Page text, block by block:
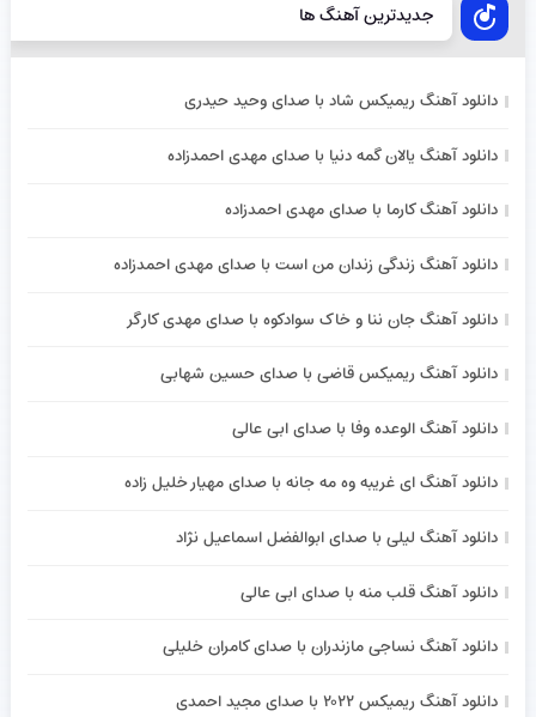
جدیدترین آهنگ ها
دانلود آهنگ ریمیکس شاد با صدای وحید حیدری
دانلود آهنگ یالان گمه دنیا با صدای مهدی احمدزاده
دانلود آهنگ کارما با صدای مهدی احمدزاده
دانلود آهنگ زندگی زندان من است با صدای مهدی احمدزاده
دانلود آهنگ جان ننا و خاک سوادکوه با صدای مهدی کارگر
دانلود آهنگ ریمیکس قاضی با صدای حسین شهابی
دانلود آهنگ الوعده وفا با صدای ابی عالی
دانلود آهنگ ای غریبه وه مه جانه با صدای مهیار خلیل زاده
دانلود آهنگ لیلی با صدای ابوالفضل اسماعیل نژاد
دانلود آهنگ قلب منه با صدای ابی عالی
دانلود آهنگ نساجی مازندران با صدای کامران خلیلی
دانلود آهنگ ریمیکس ۲۰۲۲ با صدای مجید احمدی